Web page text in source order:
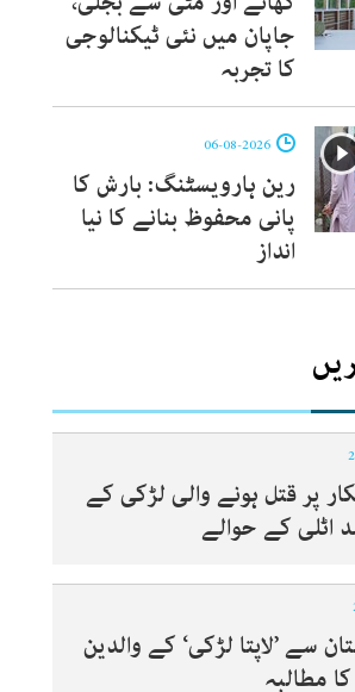
جاپان میں نئی ٹیکنالوجی
کا تجربہ
رین ہارویسٹنگ: بارش کا
پانی محفوظ بنانے کا نیا
انداز
پر قتل ہونے والی لڑکی کے
اٹلی کے حوالے
سے ’لاپتا لڑکی‘ کے والدین
مطالبہ